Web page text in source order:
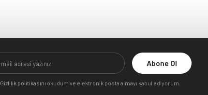
Abone Ol
Gizlilik politikasını okudum ve elektronik posta almayı kabul ediyorum.